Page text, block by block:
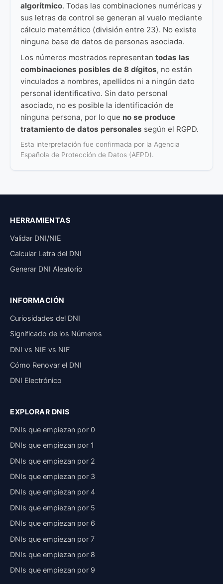
algorítmico. Todas las combinaciones numéricas y
sus letras de control se generan al vuelo mediante
cálculo matemático (división entre 23). No existe
ninguna base de datos de personas asociada.
Los números mostrados representan todas las
combinaciones posibles de 8 dígitos, no están
vinculados a nombres, apellidos ni a ningún dato
personal identificativo. Sin dato personal
asociado, no es posible la identificación de
ninguna persona, por lo que no se produce
tratamiento de datos personales según el RGPD.
Esta interpretación fue confirmada por la Agencia
Española de Protección de Datos (AEPD).
HERRAMIENTAS
Validar DNI/NIE
Calcular Letra del DNI
Generar DNI Aleatorio
INFORMACIÓN
Curiosidades del DNI
Significado de los Números
DNI vs NIE vs NIF
Cómo Renovar el DNI
DNI Electrónico
EXPLORAR DNIS
DNIs que empiezan por 0
DNIs que empiezan por 1
DNIs que empiezan por 2
DNIs que empiezan por 3
DNIs que empiezan por 4
DNIs que empiezan por 5
DNIs que empiezan por 6
DNIs que empiezan por 7
DNIs que empiezan por 8
DNIs que empiezan por 9